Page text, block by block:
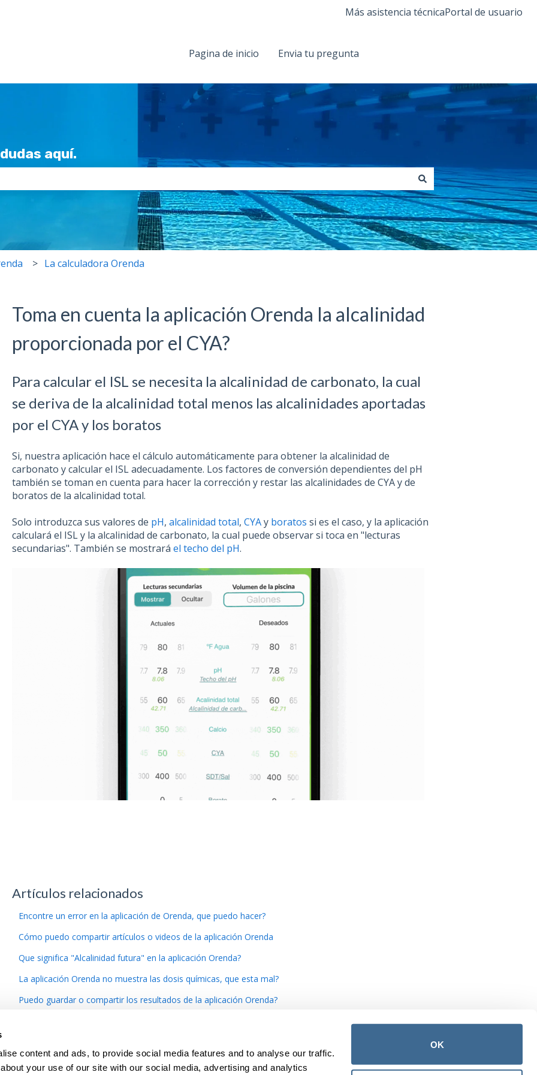
content and ads, to provide social media features and to analyse our traffic.
your use of our site with our social media, advertising and analytics
OK
Más asistencia técnicaPortal de usuario
Pagina de inicio Envia tu pregunta
aquí.
La calculadora Orenda
Toma en cuenta la aplicación Orenda la alcalinidad
proporcionada por el CYA?
Para calcular el ISL se necesita la alcalinidad de carbonato, la cual
se deriva de la alcalinidad total menos las alcalinidades aportadas
por el CYA y los boratos
Si, nuestra aplicación hace el cálculo automáticamente para obtener la alcalinidad de
carbonato y calcular el ISL adecuadamente. Los factores de conversión dependientes del pH
también se toman en cuenta para hacer la corrección y restar las alcalinidades de CYA y de
boratos de la alcalinidad total.
Solo introduzca sus valores de pH, alcalinidad total, CYAy boratos si es el caso, y la aplicación
calculará el ISL y la alcalinidad de carbonato, la cual puede observar si toca en "lecturas
secundarias". También se mostrará el techo del pH.
Artículos relacionados
Encontre un error en la aplicación de Orenda, que puedo hacer?
Cómo puedo compartir artículos o videos de la aplicación Orenda
Que significa "Alcalinidad futura" en la aplicación Orenda?
La aplicación Orenda no muestra las dosis químicas, que esta mal?
Puedo guardar o compartir los resultados de la aplicación Orenda?